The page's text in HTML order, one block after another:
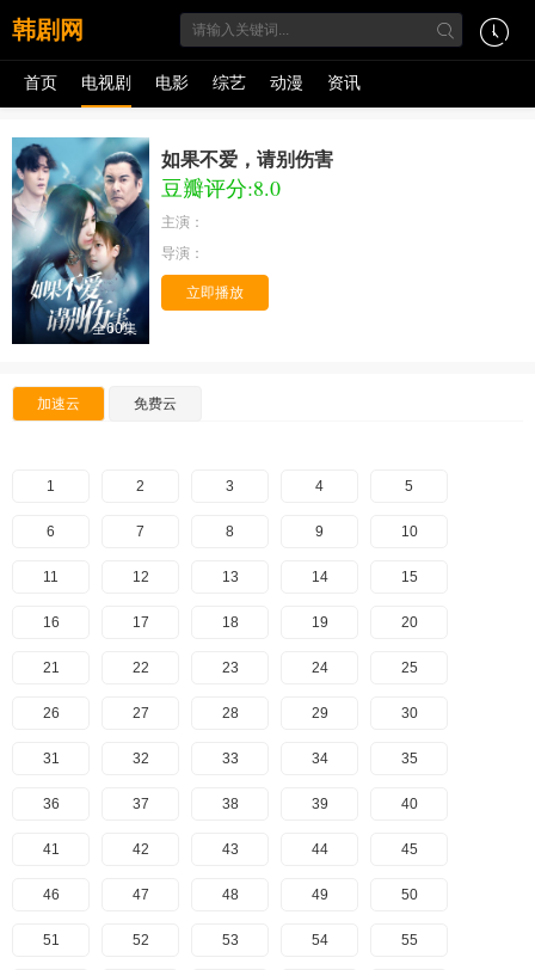
韩剧网
首页 电视剧 电影 综艺 动漫 资讯
全60集
如果不爱，请别伤害
豆瓣评分:8.0
主演：
导演：
立即播放
加速云 免费云
1 2 3 4 5
6 7 8 9 10
11 12 13 14 15
16 17 18 19 20
21 22 23 24 25
26 27 28 29 30
31 32 33 34 35
36 37 38 39 40
41 42 43 44 45
46 47 48 49 50
51 52 53 54 55